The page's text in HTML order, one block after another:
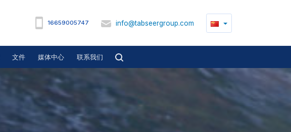
16659005747 info@tabseergroup.com
文件 媒体中心 联系我们